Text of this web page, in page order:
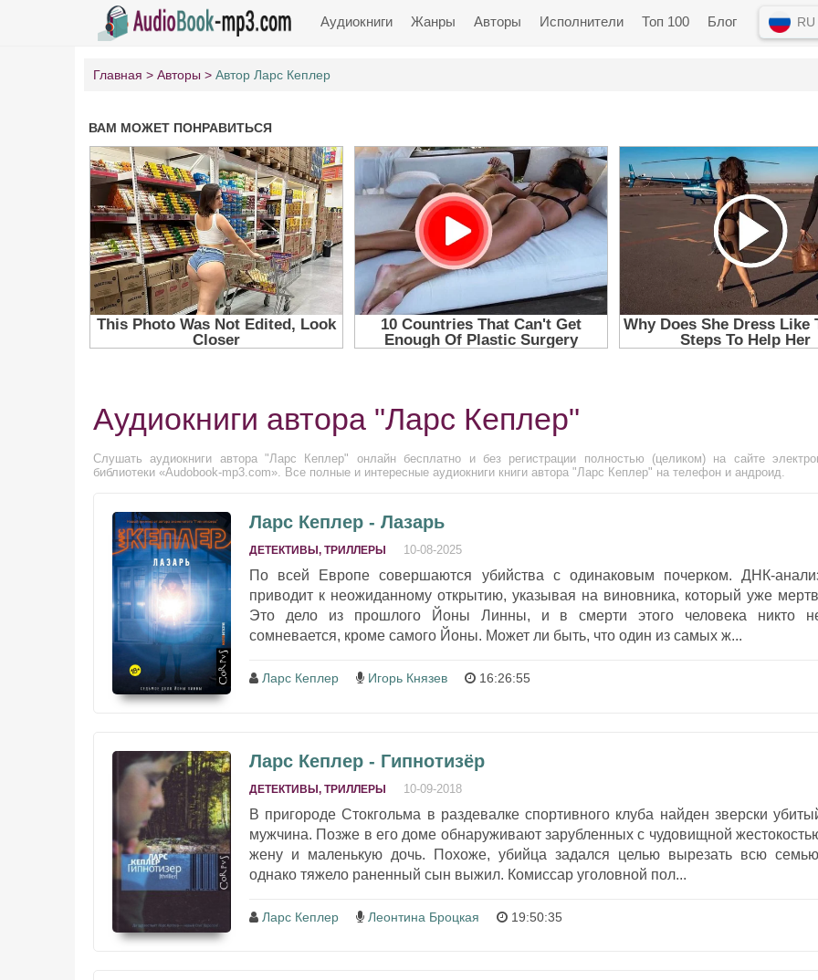
Аудиокниги Жанры Авторы Исполнители Топ 100 Блог RU
Главная Авторы Автор Ларс Кеплер
Аудиокниги автора "Ларс Кеплер"
Слушать аудиокниги автора "Ларс Кеплер" онлайн бесплатно и без регистрации полностью (целиком) на сайте
библиотеки «Audobook-mp3.com». Все полные и интересные аудиокниги книги автора "Ларс Кеплер" на телефон и андроид.
Ларс Кеплер - Лазарь
ДЕТЕКТИВЫ, ТРИЛЛЕРЫ 10-08-2025
По всей Европе совершаются убийства с одинаковым почерком. ДНК-
приводит к неожиданному открытию, указывая на виновника, который уже
Это дело из прошлого Йоны Линны, и в смерти этого человека никто
сомневается, кроме самого Йоны. Может ли быть, что один из самых ж...
Ларс Кеплер Игорь Князев 16:26:55
Ларс Кеплер - Гипнотизёр
ДЕТЕКТИВЫ, ТРИЛЛЕРЫ 10-09-2018
В пригороде Стокгольма в раздевалке спортивного клуба найден зверски
мужчина. Позже в его доме обнаруживают зарубленных с чудовищной
жену и маленькую дочь. Похоже, убийца задался целью вырезать всю
однако тяжело раненный сын выжил. Комиссар уголовной пол...
Ларс Кеплер Леонтина Броцкая 19:50:35